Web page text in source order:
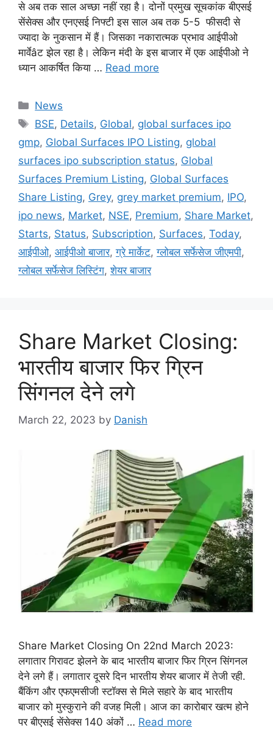
से अब तक साल अच्छा नहीं रहा है। दोनों प्रमुख सूचकांक बीएसई
सेंसेक्स और एनएसई निफ्टी इस साल अब तक 5-5 फीसदी से
ज्यादा के नुकसान में हैं। जिसका नकारात्मक प्रभाव आईपीओ
मार्वेâट झेल रहा है। लेकिन मंदी के इस बाजार में एक आईपीओ ने
ध्यान आकर्षित किया … Read more
Categories
News
Tags
BSE, Details, Global, global surfaces ipo
gmp, Global Surfaces IPO Listing, global
surfaces ipo subscription status, Global
Surfaces Premium Listing, Global Surfaces
Share Listing, Grey, grey market premium, IPO,
ipo news, Market, NSE, Premium, Share Market,
Starts, Status, Subscription, Surfaces, Today,
आईपीओ, आईपीओ बाजार,ग्रे मार्केट,ग्लोबल सर्फेसेज जीएमपी,
ग्लोबल सर्फेसेज लिस्टिंग,शेयर बाजार
Share Market Closing:
भारतीय बाजार फिर ग्रिन
सिंगनल देने लगे
March 22, 2023 by Danish
Share Market Closing On 22nd March 2023:
लगातार गिरावट झेलने के बाद भारतीय बाजार फिर ग्रिन सिंगनल
देने लगे हैं। लगातार दूसरे दिन भारतीय शेयर बाजार में तेजी रही.
बैंकिंग और एफएमसीजी स्टॉक्स से मिले सहारे के बाद भारतीय
बाजार को मुस्कुराने की वजह मिली। आज का कारोबार खत्म होने
पर बीएसई सेंसेक्स 140 अंकों … Read more